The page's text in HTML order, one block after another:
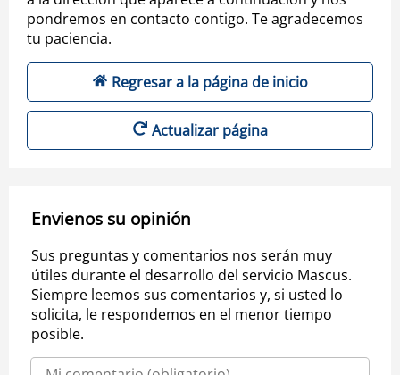
pondremos en contacto contigo. Te agradecemos
tu paciencia.
Regresar a la página de inicio
Actualizar página
Envienos su opinión
Sus preguntas y comentarios nos serán muy
útiles durante el desarrollo del servicio Mascus.
Siempre leemos sus comentarios y, si usted lo
solicita, le respondemos en el menor tiempo
posible.